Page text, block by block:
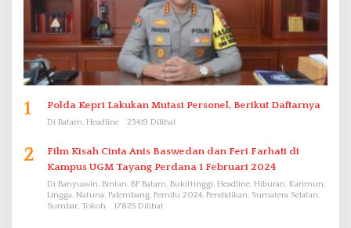
1 Polda Kepri Lakukan Mutasi Personel, Berikut Daftarnya
Di Batam, Headline 23419 Dilihat
2
Film Kisah Cinta Anis Baswedan dan Feri Farhati di
Kampus UGM Tayang Perdana 1 Februari 2024
Di Banyuasin, Bintan, BP Batam, Bukittinggi, Headline, Hiburan, Karimun,
Lingga, Natuna, Palembang, Pemilu 2024, Pendidikan, Sumatera Selatan,
Sumbar, Tokoh
17825 Dilihat